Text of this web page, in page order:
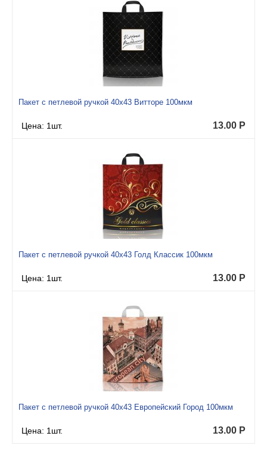
Пакет с петлевой ручкой 40x43 Витторе 100мкм
Цена: 1шт. 13.00 Р
Пакет с петлевой ручкой 40x43 Голд Классик 100мкм
Цена: 1шт. 13.00 Р
Пакет с петлевой ручкой 40x43 Европейский Город 100мкм
Цена: 1шт. 13.00 Р